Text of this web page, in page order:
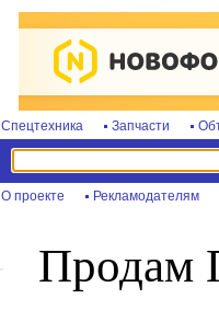
Спецтехника Запчасти
О проекте Рекламодателям
Продам